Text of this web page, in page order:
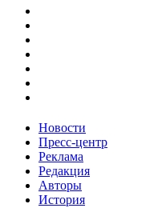
Новости
Пресс-центр
Реклама
Редакция
Авторы
История